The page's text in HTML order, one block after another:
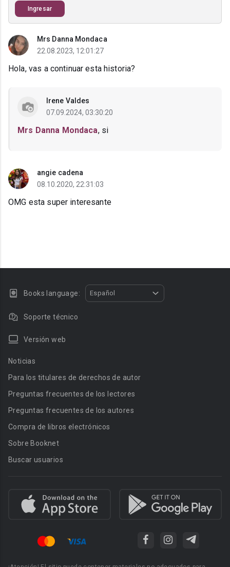
Ingresar
Mrs Danna Mondaca
22.08.2023, 12:01:27
Hola, vas a continuar esta historia?
Irene Valdes
07.09.2024, 03:30:20
Mrs Danna Mondaca, si
angie cadena
08.10.2020, 22:31:03
OMG esta super interesante
Books language: Español
Soporte técnico
Versión web
Noticias
Para los titulares de derechos de autor
Preguntas frecuentes de los lectores
Preguntas frecuentes de los autores
Compra de libros electrónicos
Sobre Booknet
Buscar usuarios